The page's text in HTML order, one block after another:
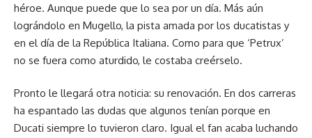
héroe. Aunque puede que lo sea por un día. Más aún
lográndolo en Mugello, la pista amada por los ducatistas y
en el día de la República Italiana. Como para que ‘Petrux’
no se fuera como aturdido, le costaba creérselo.
Pronto le llegará otra noticia: su renovación. En dos carreras
ha espantado las dudas que algunos tenían porque en
Ducati siempre lo tuvieron claro. Igual el fan acaba luchando